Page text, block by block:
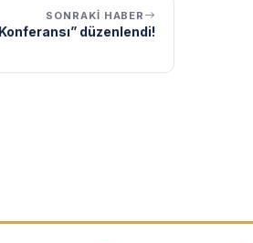
SONRAKI HABER
düzenlendi!